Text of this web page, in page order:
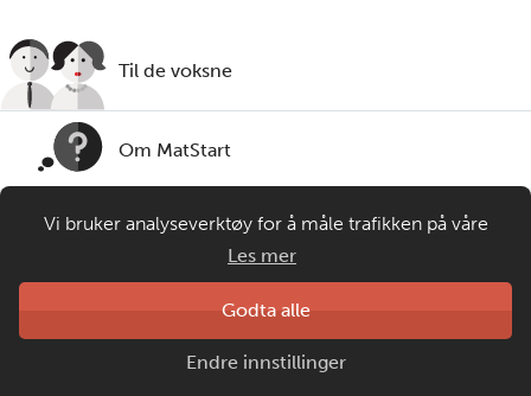
Til de voksne
Om MatStart
Kontakt oss
Copyright © 2026
Personvern og informasjonskapsler
Laget av
Matprat
Vi bruker analyseverktøy for å måle trafikken på våre
nettsider. Informasjonskapsler plasseres i din nettleser og
gir oss grunnlag for videreutvikling og drift av våre
tjenester. Om du velger å bruke matprat.no blir
anonymisert brukerdata samlet inn, men ingen
personopplysninger om deg vil samles eller lagres.
Les mer
Godta alle
Endre innstillinger